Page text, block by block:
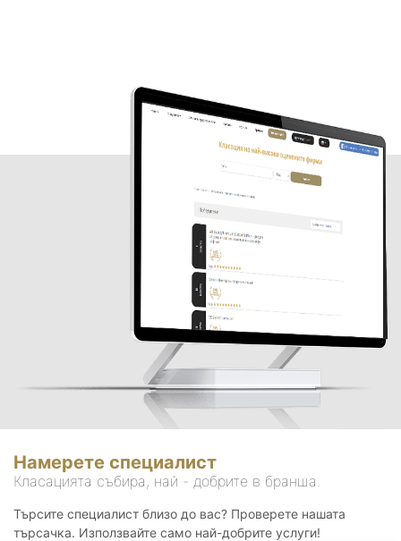
Намерете специалист
Класацията събира, най - добрите в бранша.
Търсите специалист близо до вас? Проверете нашата
търсачка. Използвайте само най-добрите услуги!